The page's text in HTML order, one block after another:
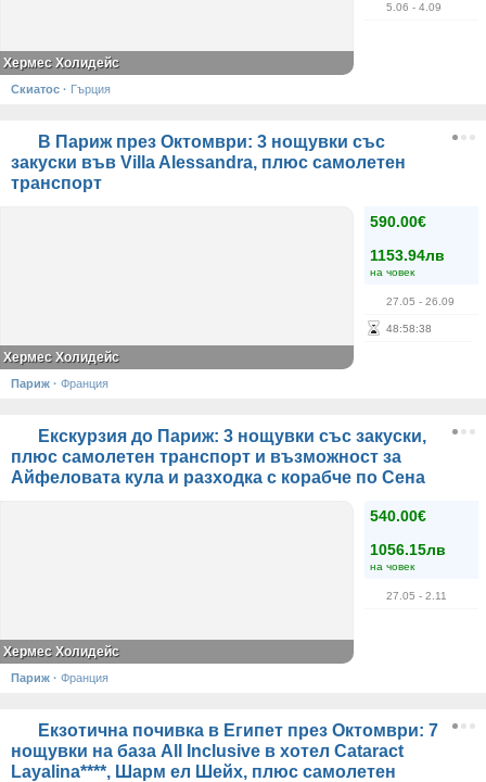
5.06 - 4.09
Хермес Холидейс
Скиатос · Гърция
В Париж през Октомври: 3 нощувки със
закуски във Villa Alessandra, плюс самолетен
транспорт
590.00€
1153.94лв
на човек
27.05 - 26.09
48:58:38
Хермес Холидейс
Париж · Франция
Екскурзия до Париж: 3 нощувки със закуски,
плюс самолетен транспорт и възможност за
Айфеловата кула и разходка с корабче по Сена
540.00€
1056.15лв
на човек
27.05 - 2.11
Хермес Холидейс
Париж · Франция
Екзотична почивка в Египет през Октомври: 7
нощувки на база All Inclusive в хотел Cataract
Layalina****, Шарм ел Шейх, плюс самолетен